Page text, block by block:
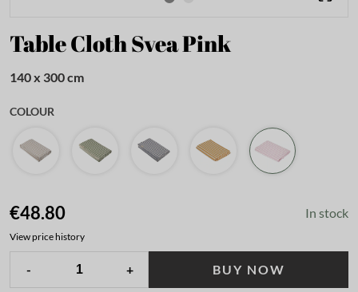
Table Cloth Svea Pink
140 x 300 cm
COLOUR
€48.80 In stock
View price history
- + BUY NOW